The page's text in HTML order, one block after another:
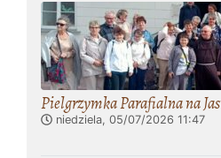
Pielgrzymka Parafialna na
niedziela, 05/07/2026 11:47